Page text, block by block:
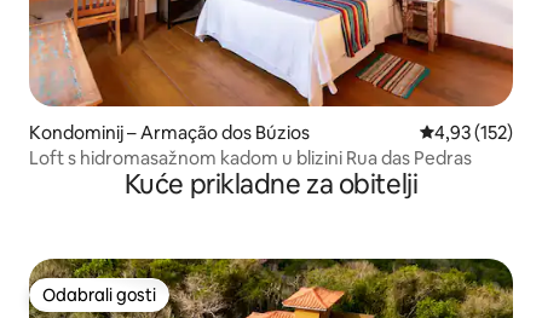
Kondominij – Armação dos Búzios Prosječna
4,93 (152)
Loft s hidromasažnom kadom u blizini Rua das Pedras
Kuće prikladne za obitelji
Odabrali gosti
Odabrali gosti